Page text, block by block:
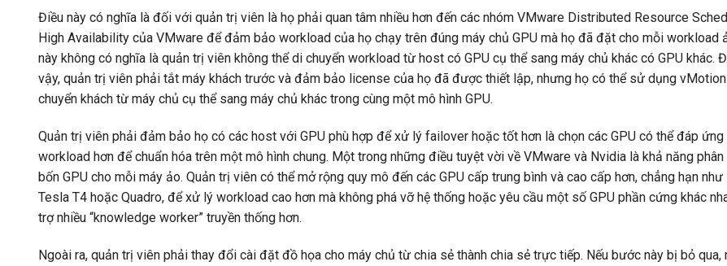
Điều này có nghĩa là đối với quản trị viên là họ phải quan tâm nhiều hơn đến các nhóm VMware Distributed Resource
High Availability của VMware để đảm bảo workload của họ chạy trên đúng máy chủ GPU mà họ đã đặt cho mỗi workload
này không có nghĩa là quản trị viên không thể di chuyển workload từ host có GPU cụ thể sang máy chủ khác có GPU khác.
vậy, quản trị viên phải tắt máy khách trước và đảm bảo license của họ đã được thiết lập, nhưng họ có thể sử dụng
chuyển khách từ máy chủ cụ thể sang máy chủ khác trong cùng một mô hình GPU.
Quản trị viên phải đảm bảo họ có các host với GPU phù hợp để xử lý failover hoặc tốt hơn là chọn các GPU có thể đáp ứng
workload hơn để chuẩn hóa trên một mô hình chung. Một trong những điều tuyệt vời về VMware và Nvidia là khả năng
bốn GPU cho mỗi máy ảo. Quản trị viên có thể mở rộng quy mô đến các GPU cấp trung bình và cao cấp hơn, chẳng hạn
Tesla T4 hoặc Quadro, để xử lý workload cao hơn mà không phá vỡ hệ thống hoặc yêu cầu một số GPU phần cứng khác
trợ nhiều “knowledge worker” truyền thống hơn.
Ngoài ra, quản trị viên phải thay đổi cài đặt đồ họa cho máy chủ từ chia sẻ thành chia sẻ trực tiếp. Nếu bước này bị bỏ qua,